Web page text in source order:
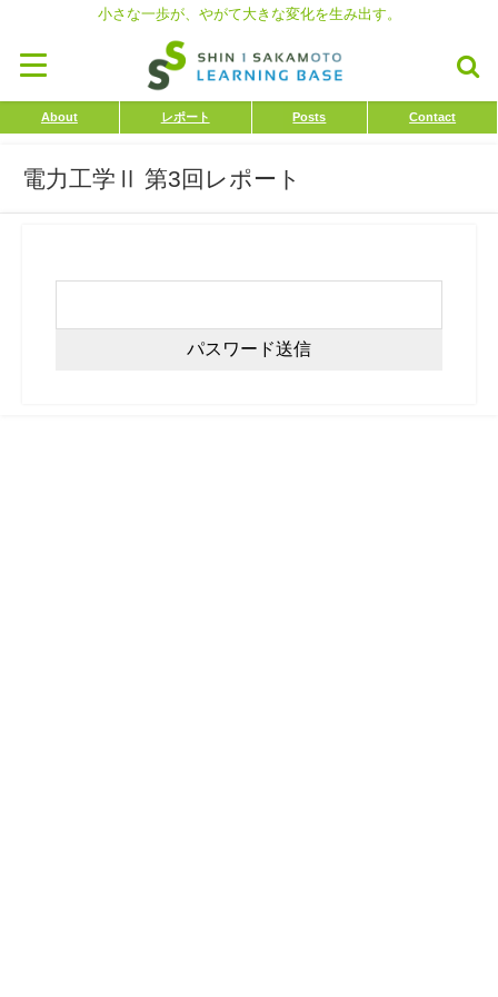
小さな一歩が、やがて大きな変化を生み出す。
About レポート Posts Contact
電力工学Ⅱ 第3回レポート